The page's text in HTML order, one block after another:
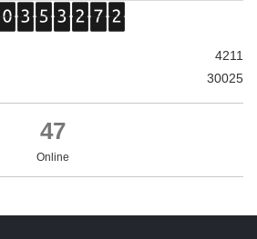
4211
30025
47
Online